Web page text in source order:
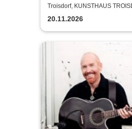
Troisdorf, KUNSTHAUS
20.11.2026